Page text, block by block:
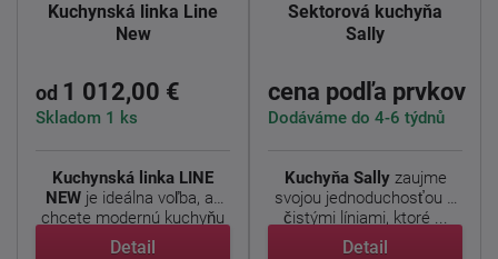
Kuchynská linka Line
New
od 1 012,00 €
Skladom 1 ks
Kuchynská linka LINE
NEWje ideálna voľba, ak
chcete modernú kuchyňu
s ...
Detail
Sektorová kuchyňa
Sally
cena podľa prvkov
Dodáváme do 4-6 týdnů
Kuchyňa Sallyzaujme
svojou jednoduchosťou a
čistými líniami, ktoré ...
Detail